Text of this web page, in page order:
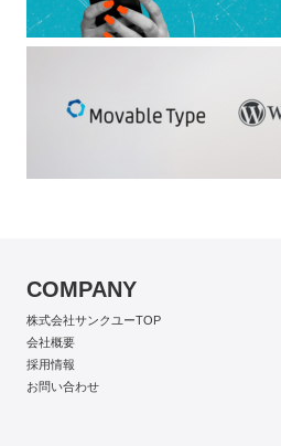
COMPANY
株式会社サンクユーTOP
会社概要
採用情報
お問い合わせ